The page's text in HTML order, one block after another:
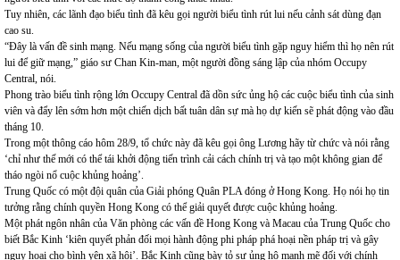
Tuy nhiên, các lãnh đạo biểu tình đã kêu gọi người biểu tình rút lui nếu cảnh sát dùng đạn
cao su.
“Đây là vấn đề sinh mạng. Nếu mạng sống của người biểu tình gặp nguy hiểm thì họ nên rút
lui để giữ mạng,” giáo sư Chan Kin-man, một người đồng sáng lập của nhóm Occupy
Central, nói.
Phong trào biểu tình rộng lớn Occupy Central đã dồn sức ủng hộ các cuộc biểu tình của sinh
viên và đẩy lên sớm hơn một chiến dịch bất tuân dân sự mà họ dự kiến sẽ phát động vào đầu
tháng 10.
Trong một thông cáo hôm 28/9, tổ chức này đã kêu gọi ông Lương hãy từ chức và nói rằng
‘chỉ như thế mới có thể tái khởi động tiến trình cải cách chính trị và tạo một không gian để
tháo ngòi nổ cuộc khủng hoảng’.
Trung Quốc có một đội quân của Giải phóng Quân PLA đóng ở Hong Kong. Họ nói họ tin
tưởng rằng chính quyền Hong Kong có thể giải quyết được cuộc khủng hoảng.
Một phát ngôn nhân của Văn phòng các vấn đề Hong Kong và Macau của Trung Quốc cho
biết Bắc Kinh ‘kiên quyết phản đối mọi hành động phi pháp phá hoại nền pháp trị và gây
nguy hoại cho bình yên xã hội’. Bắc Kinh cũng bày tỏ sự ủng hộ mạnh mẽ đối với chính